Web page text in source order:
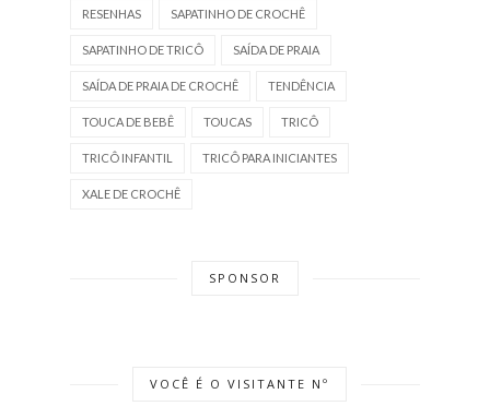
RESENHAS SAPATINHO DE CROCHÊ
SAPATINHO DE TRICÔ SAÍDA DE PRAIA
SAÍDA DE PRAIA DE CROCHÊ TENDÊNCIA
TOUCA DE BEBÊ TOUCAS TRICÔ
TRICÔ INFANTIL TRICÔ PARA INICIANTES
XALE DE CROCHÊ
SPONSOR
VOCÊ É O VISITANTE Nº